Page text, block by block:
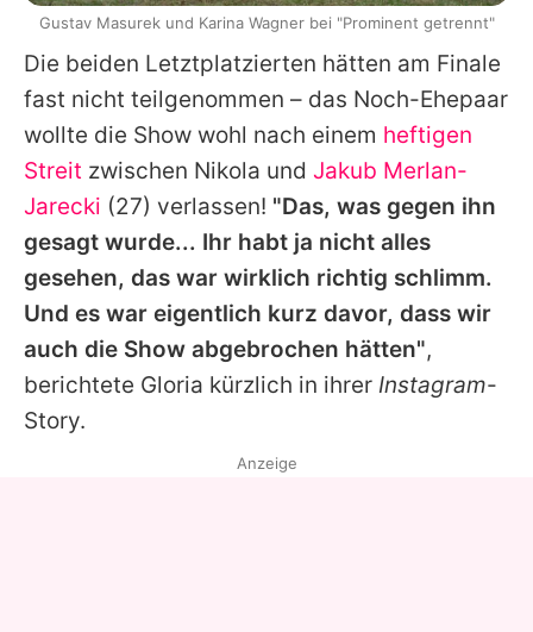
Die beiden Letztplatzierten hätten am Finale
fast nicht teilgenommen – das Noch-Ehepaar
wollte die Show wohl nach einem heftigen
Streit zwischen Nikola und Jakub Merlan-
Jarecki (27) verlassen! "Das, was gegen ihn
gesagt wurde... Ihr habt ja nicht alles
gesehen, das war wirklich richtig schlimm.
Und es war eigentlich kurz davor, dass wir
auch die Show abgebrochen hätten",
berichtete Gloria kürzlich in ihrer Instagram-
Story.
Gustav Masurek und Karina Wagner bei "Prominent getrennt"
Anzeige